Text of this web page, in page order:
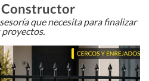
que necesita para finalizar
proyectos.